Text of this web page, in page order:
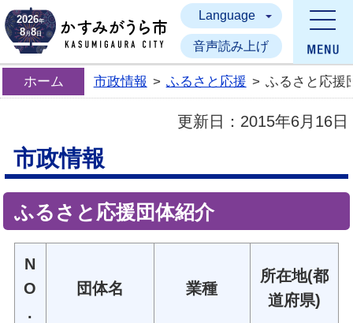
かすみがうら市
2026年
8月8日
Language
音声読み上げ
ホーム 市政情報 > ふるさと応援 > ふるさと応援
更新日： 2015年6月16日
市政情報
ふるさと応援団体紹介
N
O
.
団体名 業種
所在地(都
道府県)